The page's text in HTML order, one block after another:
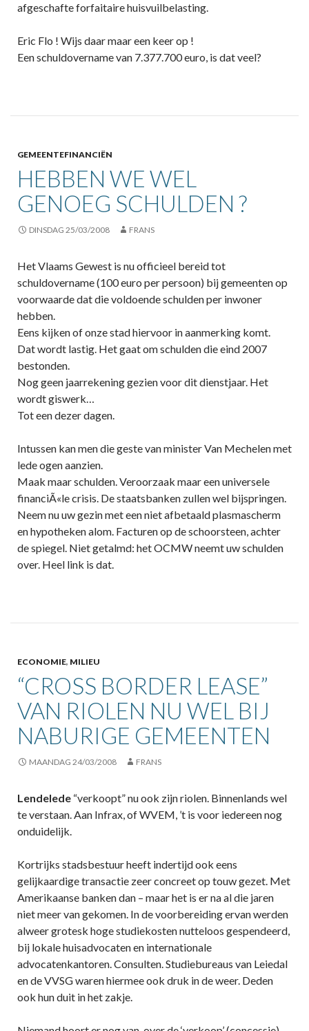
afgeschafte forfaitaire huisvuilbelasting.
Eric Flo ! Wijs daar maar een keer op !
Een schuldovername van 7.377.700 euro, is dat veel?
GEMEENTEFINANCIËN
HEBBEN WE WEL
GENOEG SCHULDEN ?
DINSDAG 25/03/2008 FRANS
Het Vlaams Gewest is nu officieel bereid tot
schuldovername (100 euro per persoon) bij gemeenten op
voorwaarde dat die voldoende schulden per inwoner
hebben.
Eens kijken of onze stad hiervoor in aanmerking komt.
Dat wordt lastig. Het gaat om schulden die eind 2007
bestonden.
Nog geen jaarrekening gezien voor dit dienstjaar. Het
wordt giswerk…
Tot een dezer dagen.
Intussen kan men die geste van minister Van Mechelen met
lede ogen aanzien.
Maak maar schulden. Veroorzaak maar een universele
financiÃ«le crisis. De staatsbanken zullen wel bijspringen.
Neem nu uw gezin met een niet afbetaald plasmascherm
en hypotheken alom. Facturen op de schoorsteen, achter
de spiegel. Niet getalmd: het OCMW neemt uw schulden
over. Heel link is dat.
ECONOMIE, MILIEU
“CROSS BORDER LEASE”
VAN RIOLEN NU WEL BIJ
NABURIGE GEMEENTEN
MAANDAG 24/03/2008 FRANS
Lendelede “verkoopt” nu ook zijn riolen. Binnenlands wel
te verstaan. Aan Infrax, of WVEM, ’t is voor iedereen nog
onduidelijk.
Kortrijks stadsbestuur heeft indertijd ook eens
gelijkaardige transactie zeer concreet op touw gezet. Met
Amerikaanse banken dan – maar het is er na al die jaren
niet meer van gekomen. In de voorbereiding ervan werden
alweer grotesk hoge studiekosten nutteloos gespendeerd,
bij lokale huisadvocaten en internationale
advocatenkantoren. Consulten. Studiebureaus van Leiedal
en de VVSG waren hiermee ook druk in de weer. Deden
ook hun duit in het zakje.